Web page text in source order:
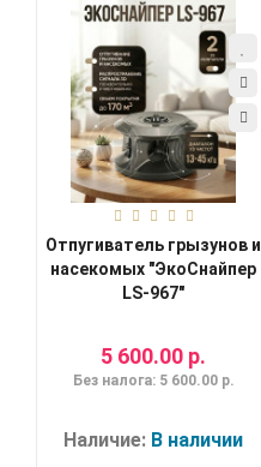
Отпугиватель грызунов и
насекомых "ЭкоСнайпер
LS-967"
5 600.00 р.
Без налога: 5 600.00 р.
Наличие: В наличии